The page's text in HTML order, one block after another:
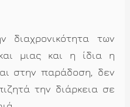
διαχρονικότητα των
μιας και η ίδια η
στην παράδοση, δεν
την διάρκεια σε